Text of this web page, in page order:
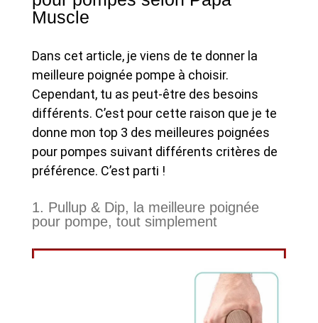
Muscle
Dans cet article, je viens de te donner la
meilleure poignée pompe à choisir.
Cependant, tu as peut-être des besoins
différents. C’est pour cette raison que je te
donne mon top 3 des meilleures poignées
pour pompes suivant différents critères de
préférence. C’est parti !
1. Pullup & Dip, la meilleure poignée
pour pompe, tout simplement